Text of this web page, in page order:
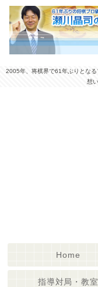
2005年、将棋界で61年ぶりとな
想
Home
指導対局・教室